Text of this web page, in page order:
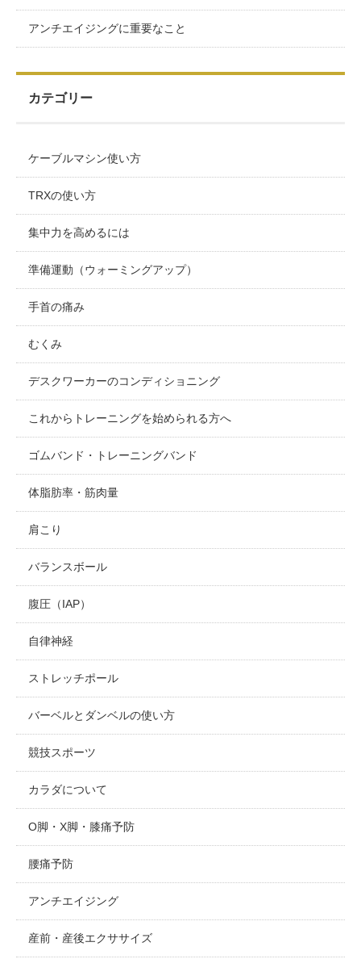
アンチエイジングに重要なこと
カテゴリー
ケーブルマシン使い方
TRXの使い方
集中力を高めるには
準備運動（ウォーミングアップ）
手首の痛み
むくみ
デスクワーカーのコンディショニング
これからトレーニングを始められる方へ
ゴムバンド・トレーニングバンド
体脂肪率・筋肉量
肩こり
バランスボール
腹圧（IAP）
自律神経
ストレッチポール
バーベルとダンベルの使い方
競技スポーツ
カラダについて
O脚・X脚・膝痛予防
腰痛予防
アンチエイジング
産前・産後エクササイズ